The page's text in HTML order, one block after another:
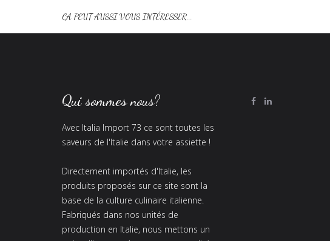
ÇA PEUT AUSSI VOUS INTÉRESSER...
Qui sommes nous?
Avec Italia Import 73 ce sont toutes les
saveurs de l'Italie dans votre assiette !
Directement importés d'Italie, les
produits proposés sur ce site sont la
base de la culture culinaire italienne.
Fabriqués dans nos unités de
production en Italie, nous mettons un